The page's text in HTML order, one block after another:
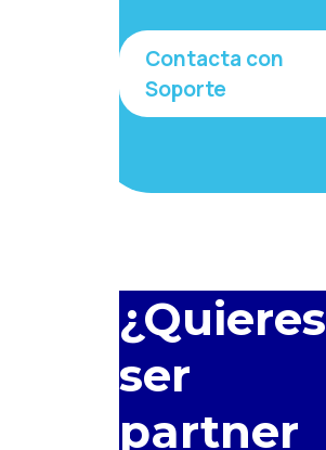
Contacta con
Soporte
¿Quieres
ser
partner